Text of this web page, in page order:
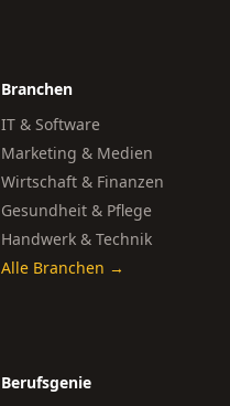
Branchen
IT & Software
Marketing & Medien
Wirtschaft & Finanzen
Gesundheit & Pflege
Handwerk & Technik
Alle Branchen →
Berufsgenie